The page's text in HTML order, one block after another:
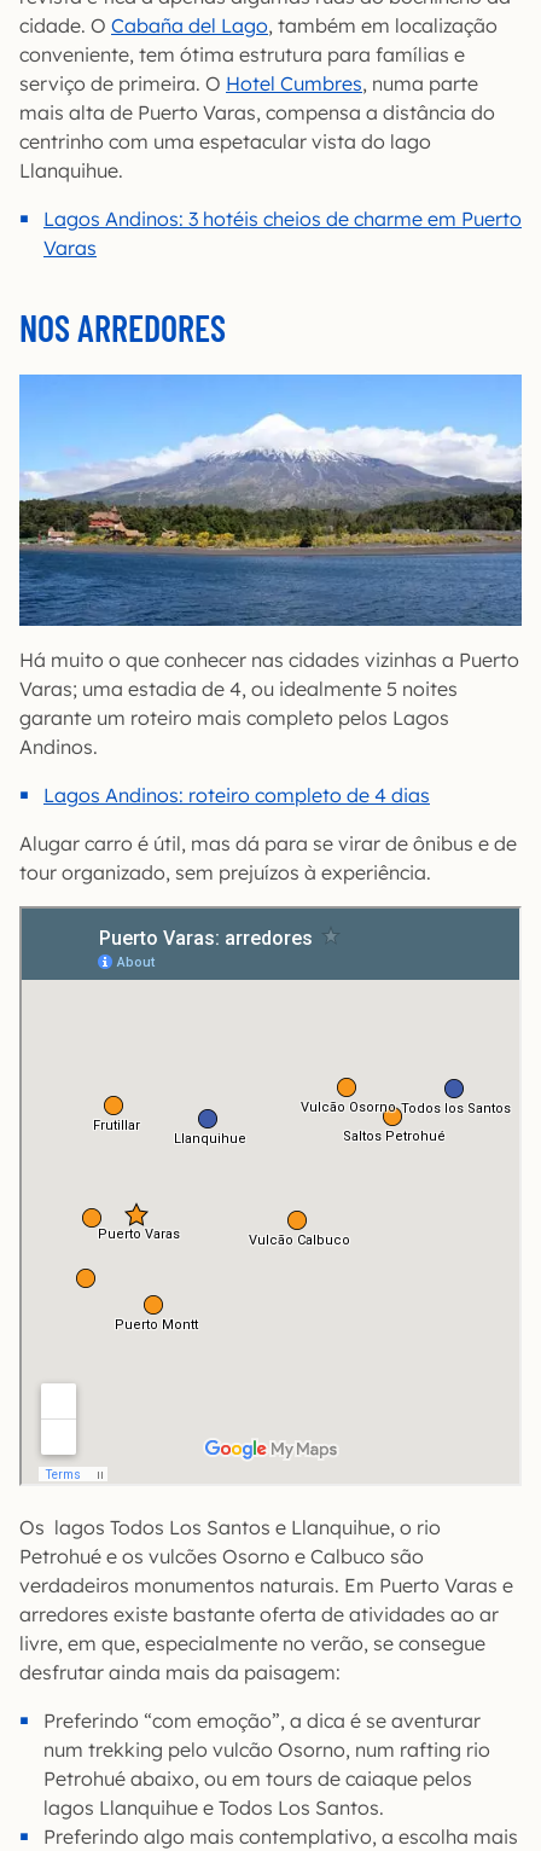
cidade. O Cabaña del Lago, também em localização
conveniente, tem ótima estrutura para famílias e
serviço de primeira. O Hotel Cumbres, numa parte
mais alta de Puerto Varas, compensa a distância do
centrinho com uma espetacular vista do lago
Llanquihue.
Lagos Andinos: 3 hotéis cheios de charme em Puerto
Varas
NOS ARREDORES
Há muito o que conhecer nas cidades vizinhas a Puerto
Varas; uma estadia de 4, ou idealmente 5 noites
garante um roteiro mais completo pelos Lagos
Andinos.
Lagos Andinos: roteiro completo de 4 dias
Alugar carro é útil, mas dá para se virar de ônibus e de
tour organizado, sem prejuízos à experiência.
Os lagos Todos Los Santos e Llanquihue, o rio
Petrohué e os vulcões Osorno e Calbuco são
verdadeiros monumentos naturais. Em Puerto Varas e
arredores existe bastante oferta de atividades ao ar
livre, em que, especialmente no verão, se consegue
desfrutar ainda mais da paisagem:
Preferindo “com emoção”, a dica é se aventurar
num trekking pelo vulcão Osorno, num rafting rio
Petrohué abaixo, ou em tours de caiaque pelos
lagos Llanquihue e Todos Los Santos.
Preferindo algo mais contemplativo, a escolha mais